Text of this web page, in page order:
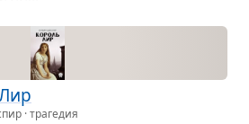
· трагедия